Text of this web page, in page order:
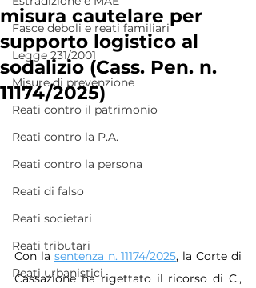
Fasce deboli e reati familiari
Legge 231/2001
Misure di prevenzione
Reati contro il patrimonio
Reati contro la P.A.
Reati contro la persona
Reati di falso
Reati societari
Reati tributari
Reati urbanistici
misura cautelare per
supporto logistico al
sodalizio (Cass. Pen. n.
11174/2025)
Con la sentenza n. 11174/2025, la Corte di
Cassazione ha rigettato il ricorso di C.,